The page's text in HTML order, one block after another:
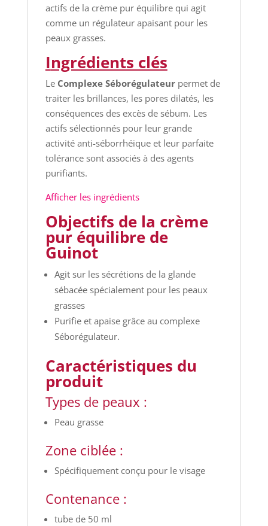
actifs de la crème pur équilibre qui agit
comme un régulateur apaisant pour les
peaux grasses.
Ingrédients clés
Le Complexe Séborégulateurpermet de
traiter les brillances, les pores dilatés, les
conséquences des excès de sébum. Les
actifs sélectionnés pour leur grande
activité anti-séborrhéique et leur parfaite
tolérance sont associés à des agents
purifiants.
Afficher les ingrédients
Objectifs de la crème
pur équilibre de
Guinot
Agit sur les sécrétions de la glande
sébacée spécialement pour les peaux
grasses
Purifie et apaise grâce au complexe
Séborégulateur.
Caractéristiques du
produit
Types de peaux :
Peau grasse
Zone ciblée :
Spécifiquement conçu pour le visage
Contenance :
tube de 50 ml